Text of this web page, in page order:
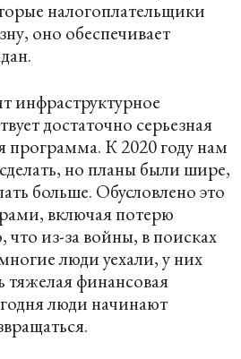
налогоплательщики
оно обеспечивает
инфраструктурное
достаточно серьезная
программа. К 2020 году нам
но планы были шире,
больше. Обусловлено это
включая потерю
что из-за войны, в поисках
люди уехали, у них
тяжелая финансовая
люди начинают